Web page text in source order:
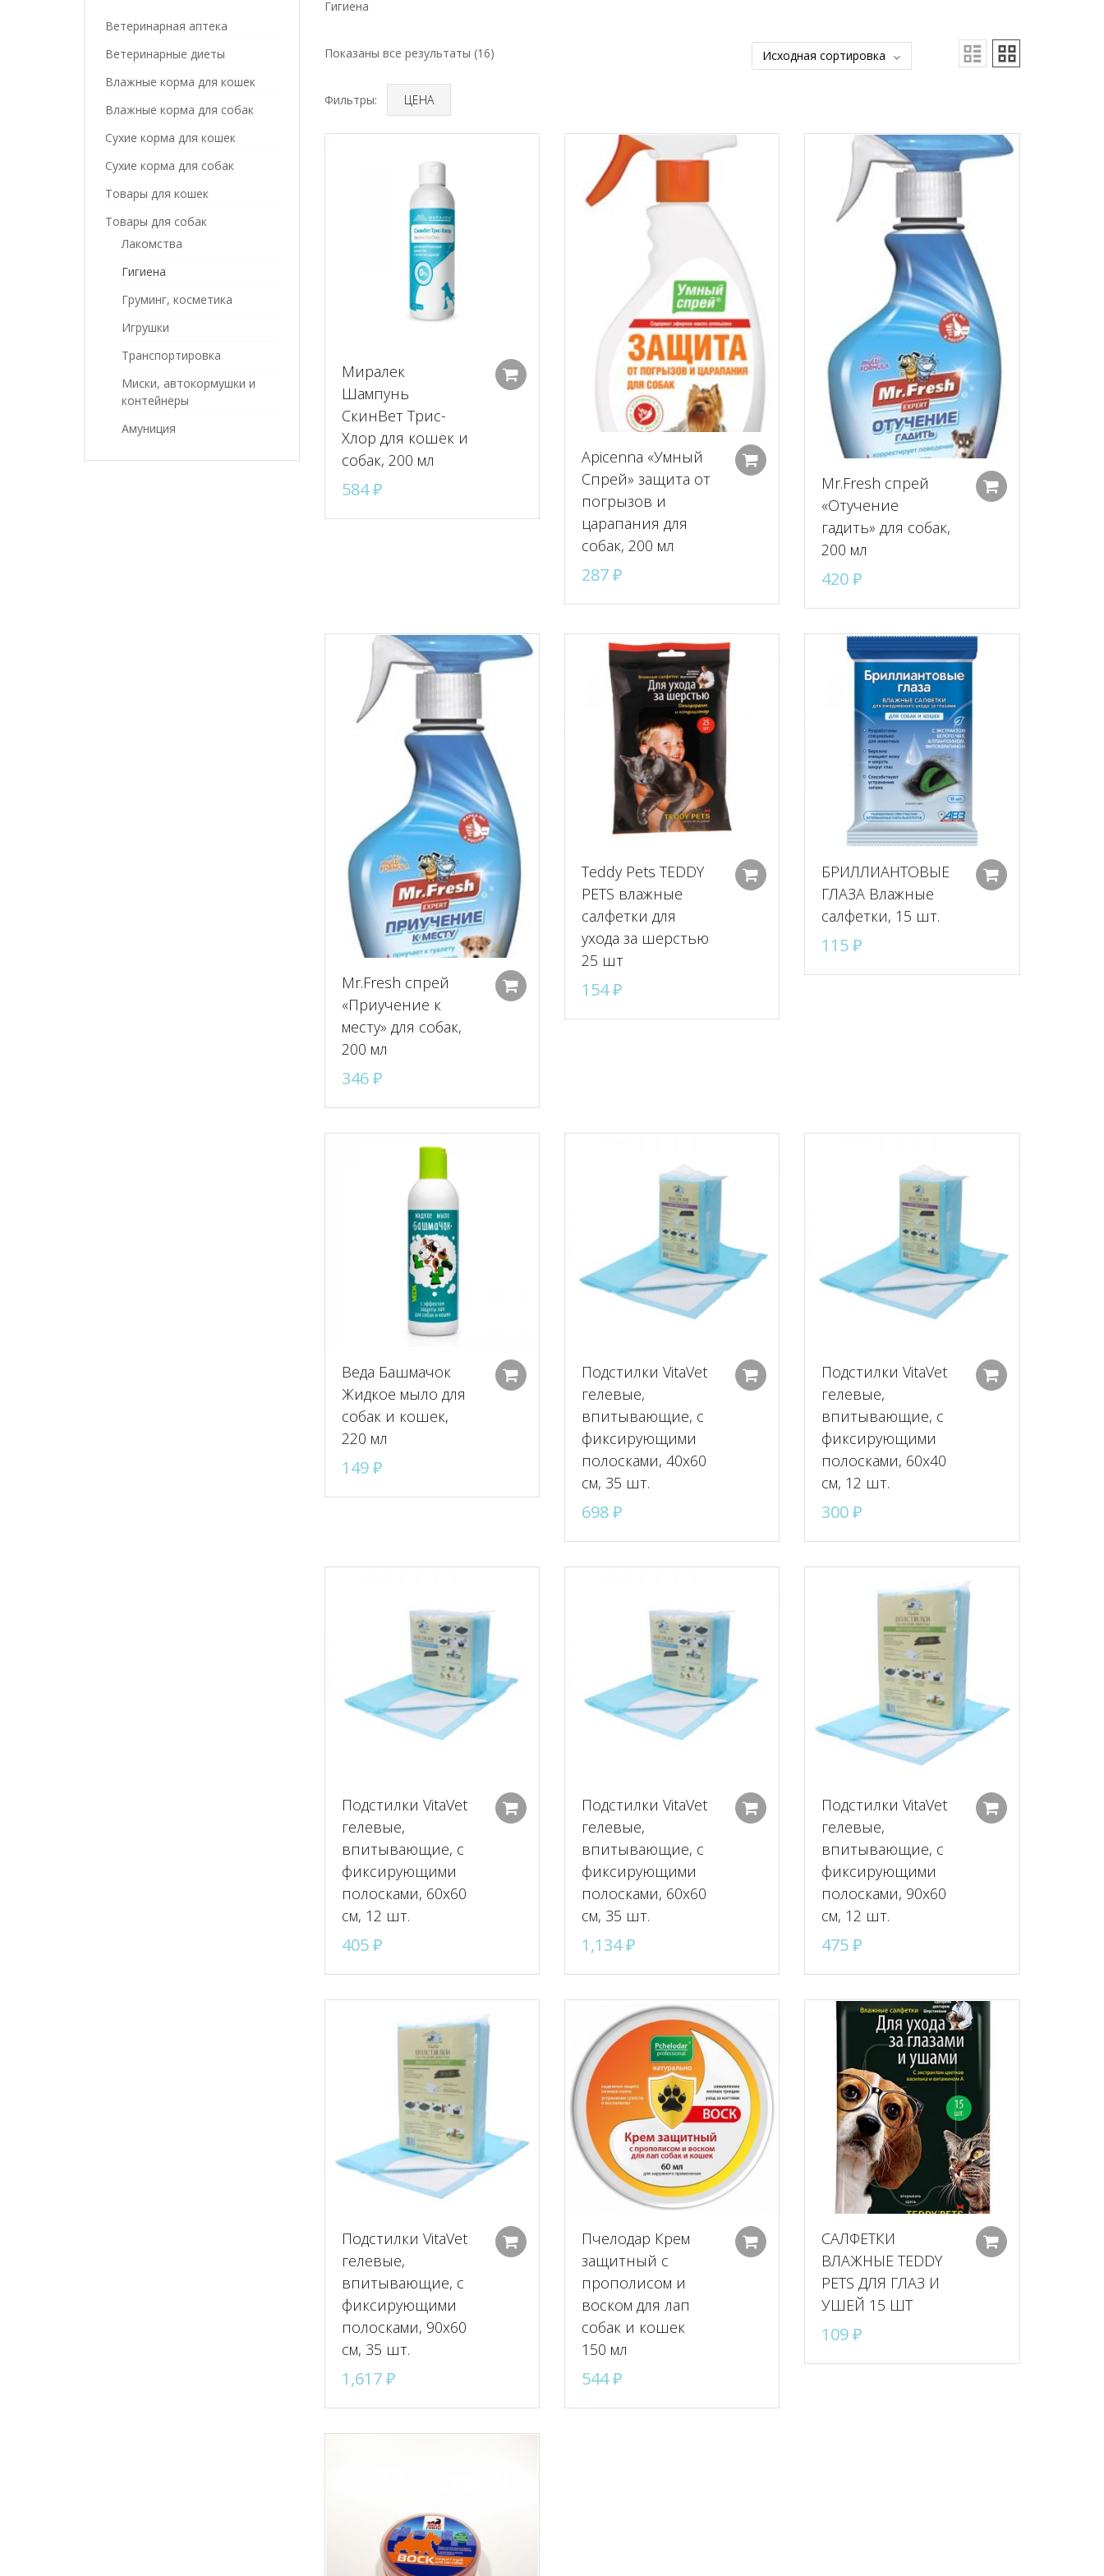
Гигиена
Показаны все результаты (16)
Фильтры: ЦЕНА
Миралек
Шампунь
СкинВет Трис-
Хлор для кошек и
собак, 200 мл
584₽
Добавить в корзину
Apicenna «Умный
Спрей» защита от
погрызов и
царапания для
собак, 200 мл
287₽
Добавить в корзину
Mr.Fresh спрей
«Отучение
гадить» для собак,
200 мл
420₽
Mr.Fresh спрей
«Приучение к
месту» для собак,
200 мл
346₽
Добавить в корзину
Teddy Pets TEDDY
PETS влажные
салфетки для
ухода за шерстью
25 шт
154₽
Добавить в корзину
БРИЛЛИАНТОВЫЕ
ГЛАЗА Влажные
салфетки, 15 шт.
115₽
Веда Башмачок
Жидкое мыло для
собак и кошек,
220 мл
149₽
Добавить в корзину
Подстилки VitaVet
гелевые,
впитывающие, с
фиксирующими
полосками, 40х60
см, 35 шт.
698₽
Добавить в корзину
Подстилки VitaVet
гелевые,
впитывающие, с
фиксирующими
полосками, 60х40
см, 12 шт.
300₽
Подстилки VitaVet
гелевые,
впитывающие, с
фиксирующими
полосками, 60х60
см, 12 шт.
405₽
Добавить в корзину
Подстилки VitaVet
гелевые,
впитывающие, с
фиксирующими
полосками, 60х60
см, 35 шт.
1,134₽
Добавить в корзину
Подстилки VitaVet
гелевые,
впитывающие, с
фиксирующими
полосками, 90х60
см, 12 шт.
475₽
Подстилки VitaVet
гелевые,
впитывающие, с
фиксирующими
полосками, 90х60
см, 35 шт.
1,617₽
Добавить в корзину
Пчелодар Крем
защитный с
прополисом и
воском для лап
собак и кошек
150 мл
544₽
Добавить в корзину
САЛФЕТКИ
ВЛАЖНЫЕ TEDDY
PETS ДЛЯ ГЛАЗ И
УШЕЙ 15 ШТ
109₽
Ветеринарная аптека
Ветеринарные диеты
Влажные корма для кошек
Влажные корма для собак
Сухие корма для кошек
Сухие корма для собак
Товары для кошек
Товары для собак
Лакомства
Гигиена
Груминг, косметика
Игрушки
Транспортировка
Миски, автокормушки и
контейнеры
Амуниция